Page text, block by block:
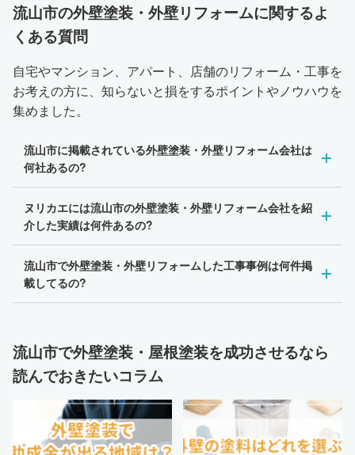
流山市の外壁塗装・外壁リフォームに関するよ
くある質問
自宅やマンション、アパート、店舗のリフォーム・工事を
お考えの方に、知らないと損をするポイントやノウハウを
集めました。
流山市に掲載されている外壁塗装・外壁リフォーム会社は
何社あるの?
ヌリカエには流山市の外壁塗装・外壁リフォーム会社を紹
介した実績は何件あるの?
流山市で外壁塗装・外壁リフォームした工事事例は何件掲
載してるの?
流山市で外壁塗装・屋根塗装を成功させるなら
読んでおきたいコラム